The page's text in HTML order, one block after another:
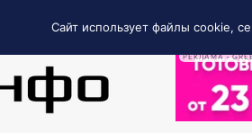
РЕКЛАМА •
Сайт использует файлы cookie,